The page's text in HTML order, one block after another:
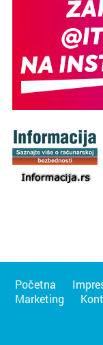
Početna
Marketing